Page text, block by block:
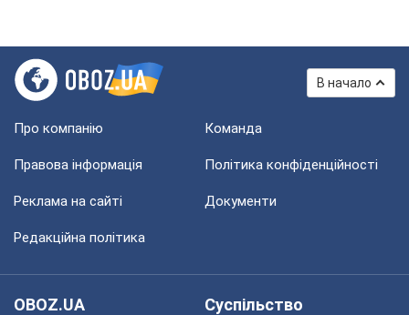
В начало
Про компанію Команда
Правова інформація Політика конфіденційності
Реклама на сайті Документи
Редакційна політика
OBOZ.UA
Суспільство